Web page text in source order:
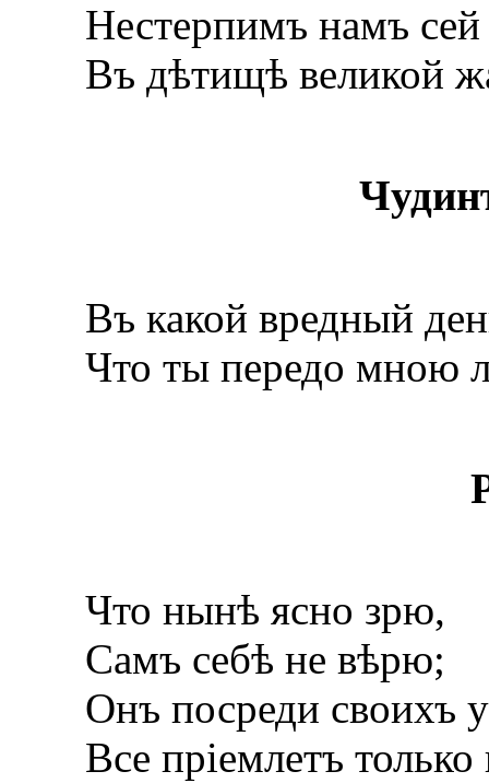
Нестерпимъ намъ сей
Въ дѣтищѣ великой
Въ какой вредный
Что ты передо мною
Что нынѣ ясно зрю,
Самъ себѣ не вѣрю;
Онъ посреди своихъ
Все пріемлетъ